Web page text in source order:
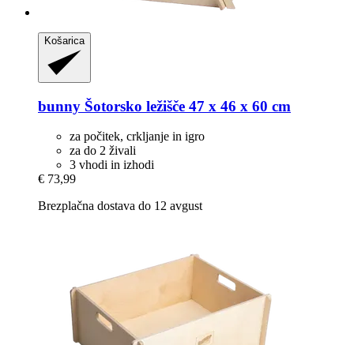
Košarica
bunny Šotorsko ležišče 47 x 46 x 60 cm
za počitek, crkljanje in igro
za do 2 živali
3 vhodi in izhodi
€ 73,99
Brezplačna dostava do 12 avgust